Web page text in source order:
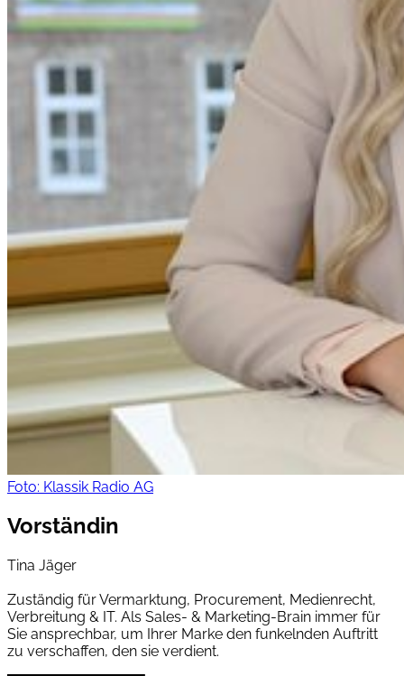
Foto: Klassik Radio AG
Vorständin
Tina Jäger
Zuständig für Vermarktung, Procurement, Medienrecht,
Verbreitung & IT. Als Sales- & Marketing-Brain immer für
Sie ansprechbar, um Ihrer Marke den funkelnden Auftritt
zu verschaffen, den sie verdient.